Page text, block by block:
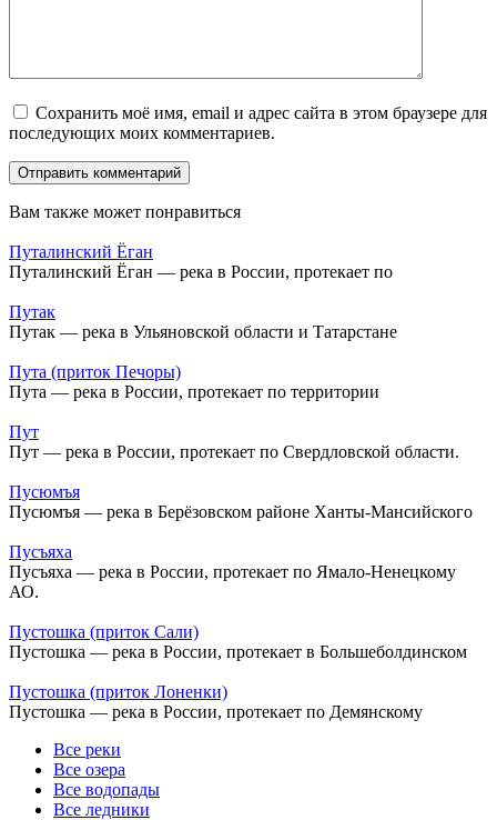
Сохранить моё имя, email и адрес сайта в этом браузере для
последующих моих комментариев.
Вам также может понравиться
Путалинский Ёган
Путалинский Ёган — река в России, протекает по
Путак
Путак — река в Ульяновской области и Татарстане
Пута (приток Печоры)
Пута — река в России, протекает по территории
Пут
Пут — река в России, протекает по Свердловской области.
Пусюмъя
Пусюмъя — река в Берёзовском районе Ханты-Мансийского
Пусъяха
Пусъяха — река в России, протекает по Ямало-Ненецкому
АО.
Пустошка (приток Сали)
Пустошка — река в России, протекает в Большеболдинском
Пустошка (приток Лоненки)
Пустошка — река в России, протекает по Демянскому
Все реки
Все озера
Все водопады
Все ледники